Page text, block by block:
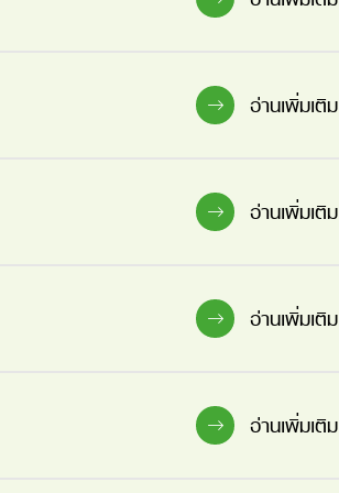
อ่านเพิ่มเติม
อ่านเพิ่มเติม
อ่านเพิ่มเติม
อ่านเพิ่มเติม